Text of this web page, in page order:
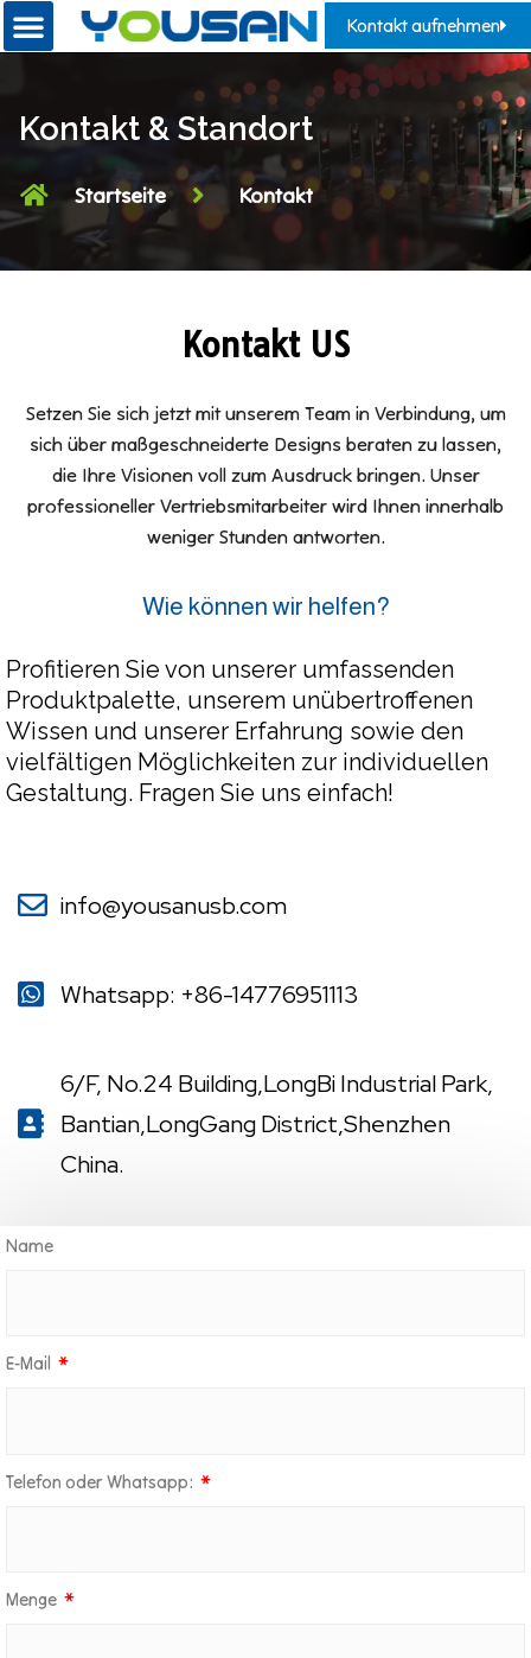
Kontakt aufnehmen
Kontakt & Standort
Startseite Kontakt
Kontakt US
Setzen Sie sich jetzt mit unserem Team in Verbindung, um
sich über maßgeschneiderte Designs beraten zu lassen,
die Ihre Visionen voll zum Ausdruck bringen. Unser
professioneller Vertriebsmitarbeiter wird Ihnen innerhalb
weniger Stunden antworten.
Wie können wir helfen?
Profitieren Sie von unserer umfassenden
Produktpalette, unserem unübertroffenen
Wissen und unserer Erfahrung sowie den
vielfältigen Möglichkeiten zur individuellen
Gestaltung. Fragen Sie uns einfach!
info@yousanusb.com
Whatsapp: +86-14776951113
6/F, No.24 Building,LongBi Industrial Park,
Bantian,LongGang District,Shenzhen
China.
Name
E-Mail
Telefon oder Whatsapp:
Menge